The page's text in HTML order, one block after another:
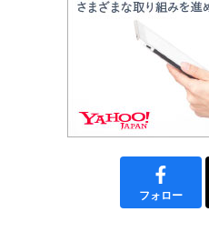
フォロー